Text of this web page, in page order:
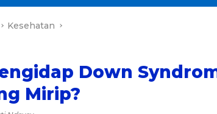
Kesehatan
Down
Mirip?